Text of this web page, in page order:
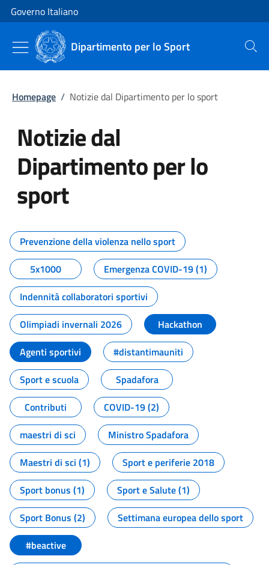
Vai al contenuto
Vai alla navigazione del sito
Governo Italiano
Dipartimento per lo Sport Cerca
Homepage / Notizie dal Dipartimento per lo sport
Notizie dal
Dipartimento per lo
sport
Tutti i contenuti della pagina
Prevenzione della violenza nello sport
5x1000
Emergenza COVID-19 (1)
Indennità collaboratori sportivi
Olimpiadi invernali 2026
Hackathon
Agenti sportivi
#distantimauniti
Sport e scuola
Spadafora
Contributi
COVID-19 (2)
maestri di sci
Ministro Spadafora
Maestri di sci (1)
Sport e periferie 2018
Sport bonus (1)
Sport e Salute (1)
Sport Bonus (2)
Settimana europea dello sport
#beactive